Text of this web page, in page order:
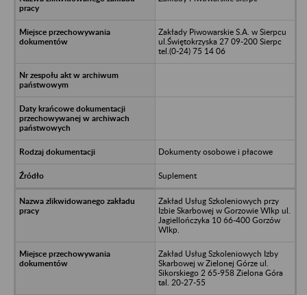
Zakłady Piwowarskie S.A. w Sierpcu
ul.Świętokrzyska 27 09-200 Sierpc
tel.(0-24) 75 14 06
Dokumenty osobowe i płacowe
Suplement
Zakład Usług Szkoleniowych przy
Izbie Skarbowej w Gorzowie Wlkp ul.
Jagiellończyka 10 66-400 Gorzów
Wlkp.
Zakład Usług Szkoleniowych Izby
Skarbowej w Zielonej Górze ul.
Sikorskiego 2 65-958 Zielona Góra
tal. 20-27-55